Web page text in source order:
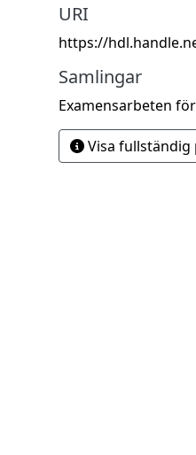
URI
https://
Samlingar
Examensarbeten
Visa fullständig